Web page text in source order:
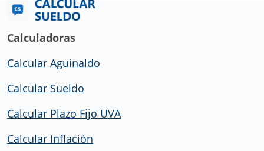
Calculadoras
Calcular Aguinaldo
Calcular Sueldo
Calcular Plazo Fijo UVA
Calcular Inflación